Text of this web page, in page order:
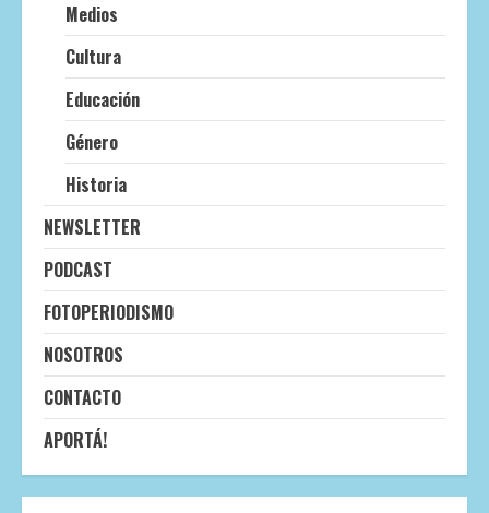
Medios
Cultura
Educación
Género
Historia
NEWSLETTER
PODCAST
FOTOPERIODISMO
NOSOTROS
CONTACTO
APORTÁ!